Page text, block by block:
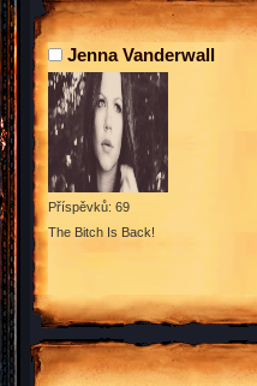
Jenna Vanderwall
Příspěvků: 69
The Bitch Is Back!